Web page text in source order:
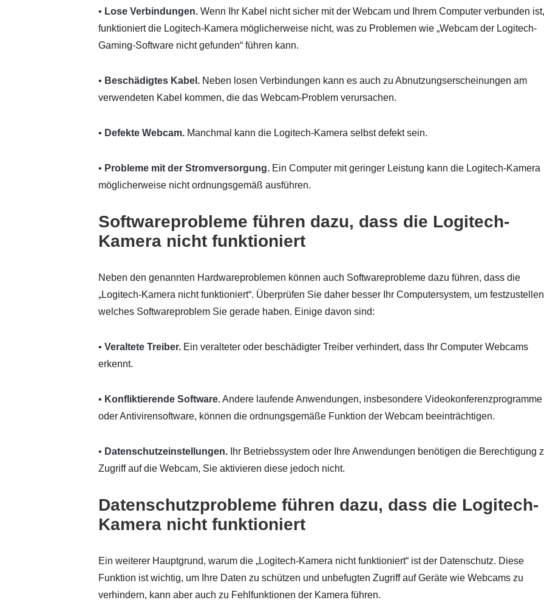
• Lose Verbindungen. Wenn Ihr Kabel nicht sicher mit der Webcam und Ihrem Computer verbunden ist,
funktioniert die Logitech-Kamera möglicherweise nicht, was zu Problemen wie „Webcam der Logitech-
Gaming-Software nicht gefunden“ führen kann.
• Beschädigtes Kabel. Neben losen Verbindungen kann es auch zu Abnutzungserscheinungen am
verwendeten Kabel kommen, die das Webcam-Problem verursachen.
• Defekte Webcam. Manchmal kann die Logitech-Kamera selbst defekt sein.
• Probleme mit der Stromversorgung. Ein Computer mit geringer Leistung kann die Logitech-Kamera
möglicherweise nicht ordnungsgemäß ausführen.
Softwareprobleme führen dazu, dass die Logitech-
Kamera nicht funktioniert
Neben den genannten Hardwareproblemen können auch Softwareprobleme dazu führen, dass die
„Logitech-Kamera nicht funktioniert“. Überprüfen Sie daher besser Ihr Computersystem, um
welches Softwareproblem Sie gerade haben. Einige davon sind:
• Veraltete Treiber. Ein veralteter oder beschädigter Treiber verhindert, dass Ihr Computer Webcams
erkennt.
• Konfliktierende Software.Andere laufende Anwendungen, insbesondere Videokonferenzprogramme
oder Antivirensoftware, können die ordnungsgemäße Funktion der Webcam beeinträchtigen.
• Datenschutzeinstellungen. Ihr Betriebssystem oder Ihre Anwendungen benötigen die Berechtigung
Zugriff auf die Webcam, Sie aktivieren diese jedoch nicht.
Datenschutzprobleme führen dazu, dass die Logitech-
Kamera nicht funktioniert
Ein weiterer Hauptgrund, warum die „Logitech-Kamera nicht funktioniert“ ist der Datenschutz. Diese
Funktion ist wichtig, um Ihre Daten zu schützen und unbefugten Zugriff auf Geräte wie Webcams zu
verhindern, kann aber auch zu Fehlfunktionen der Kamera führen.